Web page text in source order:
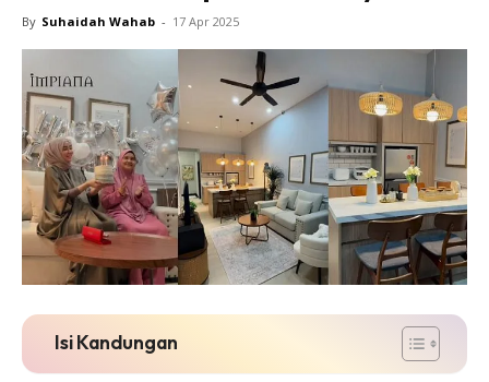
Direktori
Interior Design
Landskap
DIY
Bilik Air
Bilik Tidur
Dapur
Ruang Makan
Make Over
By Suhaidah Wahab - 17 Apr 2025
Isi Kandungan